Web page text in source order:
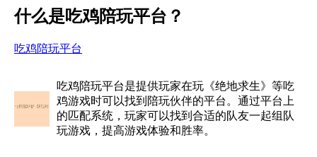
什么是吃鸡陪玩平台？
吃鸡陪玩平台
吃鸡陪玩平台是提供玩家在玩《绝地求生》等吃
鸡游戏时可以找到陪玩伙伴的平台。通过平台上
的匹配系统，玩家可以找到合适的队友一起组队
玩游戏，提高游戏体验和胜率。